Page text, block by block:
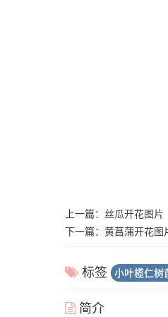
上一篇： 丝瓜开花图片
下一篇： 黄菖蒲开花图
标签 小叶榄仁树
简介